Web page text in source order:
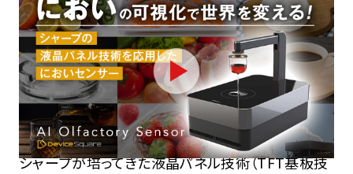
人間の嗅覚と同様の基本原理でにおいを判別する
センサです。におい分子イオンを電気的に検出し、
AI（人工知能）アルゴリズムでデータ解析すること
で、あらゆるにおいを判別します。におい全体を可視
化するので、わずかな違いも判別可能です。これは、
シャープが培ってきた液晶パネル技術（TFT基板技